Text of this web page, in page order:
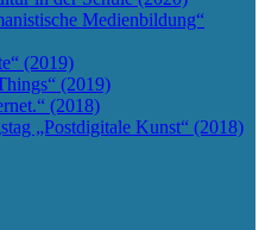
Medienbildung“
(2019)
(2019)
(2018)
„Postdigitale Kunst“ (2018)